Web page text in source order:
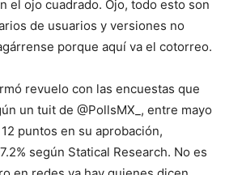
el ojo cuadrado. Ojo, todo esto son
de usuarios y versiones no
porque aquí va el cotorreo.
revuelo con las encuestas que
un tuit de @PollsMX_, entre mayo
puntos en su aprobación,
según Statical Research. No es